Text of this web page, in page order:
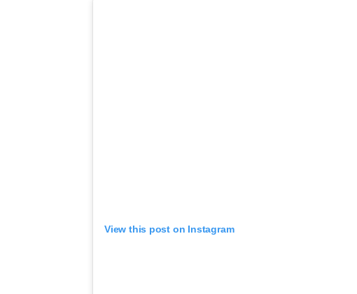
View this post on Instagram